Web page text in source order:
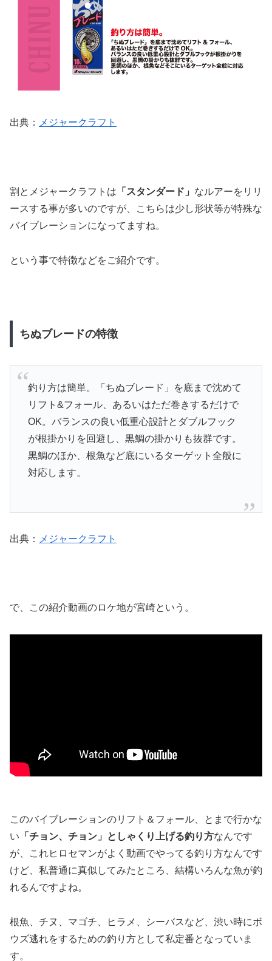
出典： メジャークラフト
割とメジャークラフトは 「スタンダード」 なルアーをリリ
ースする事が多いのですが、こちらは少し形状等が特殊な
バイブレーションになってますね。
という事で特徴などをご紹介です。
ちぬブレードの特徴
釣り方は簡単。「ちぬブレード」を底まで沈めて
リフト&フォール、あるいはただ巻きするだけで
OK。バランスの良い低重心設計とダブルフック
が根掛かりを回避し、黒鯛の掛かりも抜群です。
黒鯛のほか、根魚など底にいるターゲット全般に
対応します。
出典： メジャークラフト
で、この紹介動画のロケ地が宮崎という。
このバイブレーションのリフト＆フォール、とまで行かな
い 「チョン、チョン」としゃくり上げる釣り方なんです
が、これヒロセマンがよく動画でやってる釣り方なんです
けど、私普通に真似してみたところ、結構いろんな魚が釣
れるんですよね。
根魚、チヌ、マゴチ、ヒラメ、シーバスなど、渋い時にボ
ウズ逃れをするための釣り方として私定番となっていま
す。